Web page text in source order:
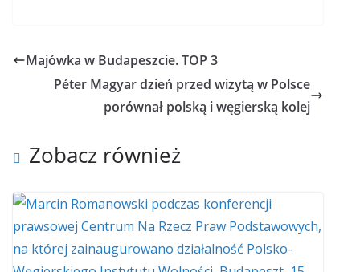
Majówka w Budapeszcie. TOP 3
Péter Magyar dzień przed wizytą w Polsce
porównał polską i węgierską kolej
Zobacz również